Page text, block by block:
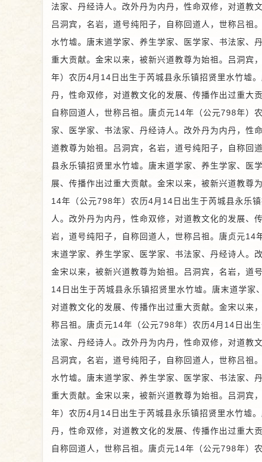
法家、丹经诗人。改外丹为内丹，性命双修，对道教
吕洞宾，名岩，道号纯阳子，自称回道人，世称吕祖
水竹墟。唐末道学家、养生学家、医学家、书法家、
重大贡献。金宋以来，被新兴道教尊为始祖。 吕洞宾
年）农历4月14日出生于芮城县永乐镇招贤里水竹墟
丹，性命双修，对道教文化的发展、传播作出过重大
自称回道人，世称吕祖。唐贞元14年（公元798年）
家、医学家、书法家、丹经诗人。改外丹为内丹，性
道教尊为始祖。 吕洞宾，名岩，道号纯阳子，自称回
县永乐镇招贤里水竹墟。唐末道学家、养生学家、医
展、传播作出过重大贡献。金宋以来，被新兴道教尊为
14年（公元798年）农历4月14日出生于芮城县永乐
人。改外丹为内丹，性命双修，对道教文化的发展、
岩，道号纯阳子，自称回道人，世称吕祖。唐贞元
末道学家、养生学家、医学家、书法家、丹经诗人。
金宋以来，被新兴道教尊为始祖。 吕洞宾，名岩，道
14日出生于芮城县永乐镇招贤里水竹墟。唐末道学家
对道教文化的发展、传播作出过重大贡献。金宋以来
称吕祖。唐贞元14年（公元798年）农历4月14日出
法家、丹经诗人。改外丹为内丹，性命双修，对道教
吕洞宾，名岩，道号纯阳子，自称回道人，世称吕祖
水竹墟。唐末道学家、养生学家、医学家、书法家、
重大贡献。金宋以来，被新兴道教尊为始祖。 吕洞宾
年）农历4月14日出生于芮城县永乐镇招贤里水竹墟
丹，性命双修，对道教文化的发展、传播作出过重大
自称回道人，世称吕祖。唐贞元14年（公元798年）